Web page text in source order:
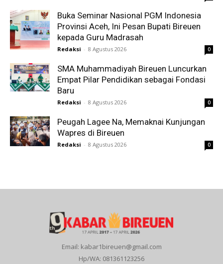
Buka Seminar Nasional PGM Indonesia
Provinsi Aceh, Ini Pesan Bupati Bireuen
kepada Guru Madrasah
Redaksi - 8 Agustus 2026 0
SMA Muhammadiyah Bireuen Luncurkan
Empat Pilar Pendidikan sebagai Fondasi
Baru
Redaksi - 8 Agustus 2026 0
Peugah Lagee Na, Memaknai Kunjungan
Wapres di Bireuen
Redaksi - 8 Agustus 2026 0
Email: kabar1bireuen@gmail.com
Hp/WA: 081361123256